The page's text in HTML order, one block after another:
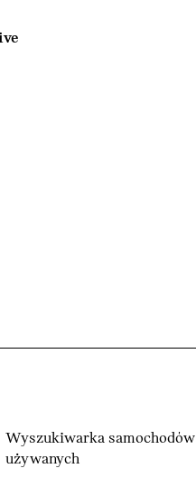
Wyszukiwarka samochodów
używanych